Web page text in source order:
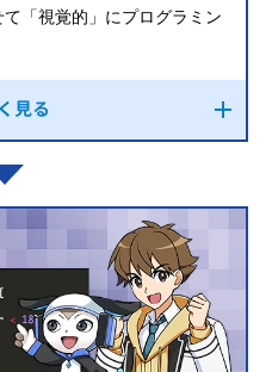
「視覚的」にプログラミン
見る